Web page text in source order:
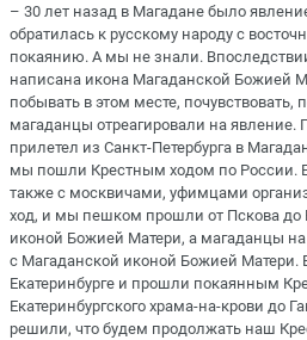
– 30 лет назад в Магадане было
обратилась к русскому народу с
покаянию. А мы не знали.
написана икона Магаданской Божией
побывать в этом месте, почувствовать,
магаданцы отреагировали на явление.
прилетел из Санкт-Петербурга в
мы пошли Крестным ходом по России.
также с москвичами, уфимцами
ход, и мы пешком прошли от Пскова до
иконой Божией Матери, а магаданцы
с Магаданской иконой Божией Матери.
Екатеринбурге и прошли покаянным
Екатеринбургского храма-на-крови до
решили, что будем продолжать наш